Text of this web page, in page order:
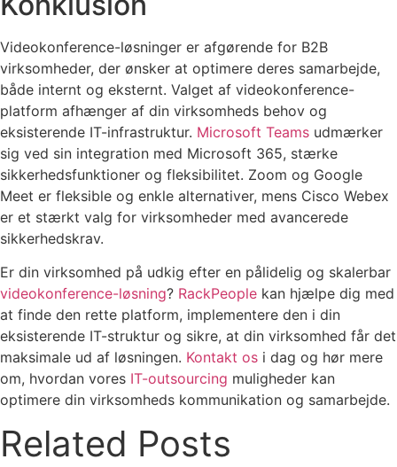
Videokonference-løsninger er afgørende for B2B
virksomheder, der ønsker at optimere deres samarbejde,
både internt og eksternt. Valget af videokonference-
platform afhænger af din virksomheds behov og
eksisterende IT-infrastruktur. Microsoft Teams udmærker
sig ved sin integration med Microsoft 365, stærke
sikkerhedsfunktioner og fleksibilitet. Zoom og Google
Meet er fleksible og enkle alternativer, mens Cisco Webex
er et stærkt valg for virksomheder med avancerede
sikkerhedskrav.
Er din virksomhed på udkig efter en pålidelig og skalerbar
videokonference-løsning? RackPeople kan hjælpe dig med
at finde den rette platform, implementere den i din
eksisterende IT-struktur og sikre, at din virksomhed får det
maksimale ud af løsningen. Kontakt os i dag og hør mere
om, hvordan vores IT-outsourcing muligheder kan
optimere din virksomheds kommunikation og samarbejde.
Related Posts